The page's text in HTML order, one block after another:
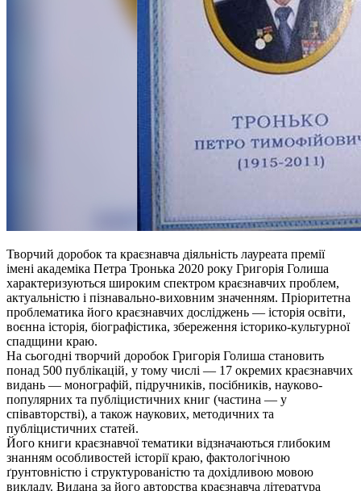
Творчий доробок та краєзнавча діяльність лауреата премії
імені академіка Петра Тронька 2020 року Григорія Голиша
характеризуються широким спектром краєзнавчих проблем,
актуальністю і пізнавально-виховним значенням. Пріоритетна
проблематика його краєзнавчих досліджень — історія освіти,
воєнна історія, біографістика, збереження історико-культурної
спадщини краю.
На сьогодні творчий доробок Григорія Голиша становить
понад 500 публікацій, у тому числі — 17 окремих краєзнавчих
видань — монографій, підручників, посібників, науково-
популярних та публіцистичних книг (частина — у
співавторстві), а також наукових, методичних та
публіцистичних статей.
Його книги краєзнавчої тематики відзначаються глибоким
знанням особливостей історії краю, фактологічною
ґрунтовністю і структурованістю та дохідливою мовою
викладу. Видана за його авторства краєзнавча література